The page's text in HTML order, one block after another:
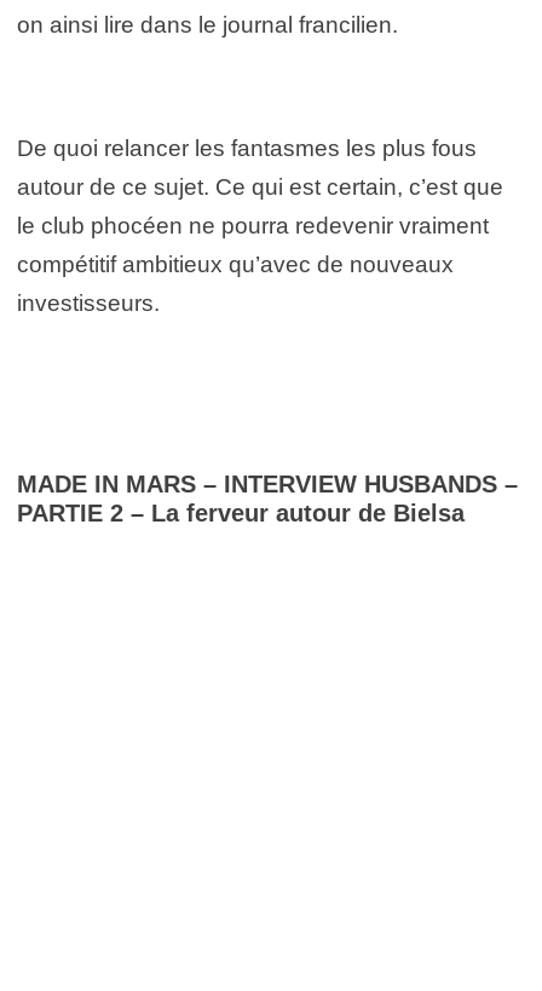
on ainsi lire dans le journal francilien.
De quoi relancer les fantasmes les plus fous
autour de ce sujet. Ce qui est certain, c’est que
le club phocéen ne pourra redevenir vraiment
compétitif ambitieux qu’avec de nouveaux
investisseurs.
MADE IN MARS – INTERVIEW HUSBANDS –
PARTIE 2 – La ferveur autour de Bielsa